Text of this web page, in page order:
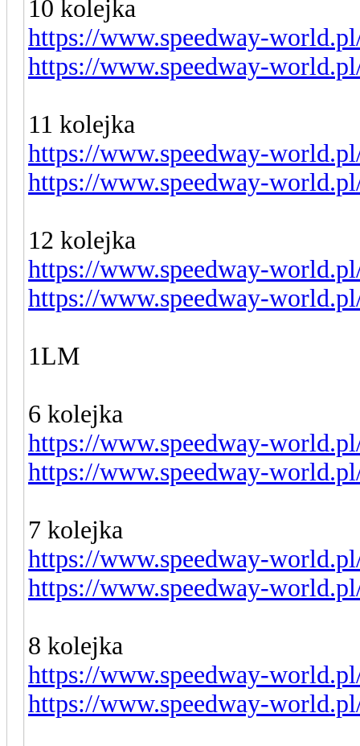
10 kolejka
https://www.speedway-
https://www.speedway-
11 kolejka
https://www.speedway-
https://www.speedway-
12 kolejka
https://www.speedway-
https://www.speedway-
1LM
6 kolejka
https://www.speedway-
https://www.speedway-
7 kolejka
https://www.speedway-
https://www.speedway-
8 kolejka
https://www.speedway-
https://www.speedway-